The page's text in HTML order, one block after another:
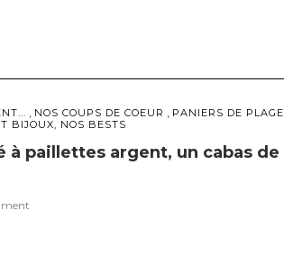
NOS COUPS DE COEUR PANIERS DE PLAGE
BIJOUX, NOS BESTS
à paillettes argent, un cabas de